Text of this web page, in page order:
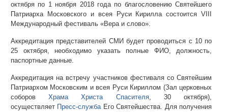
октября по 1 ноября 2018 года по благословению Святейшего
Патриарха Московского и всея Руси Кирилла состоится VIII
Международный фестиваль «Вера и слово».
Аккредитация представителей СМИ будет проводиться с 10 по
25 октября, необходимо указать полные ФИО, должность,
паспортные данные.
Аккредитация на встречу участников фестиваля со Святейшим
Патриархом Московским и всея Руси Кириллом (Зал церковных
соборовХрама Христа Спасителя, 30 октября),
осуществляет Пресс-службаЕго Святейшества. Для получения